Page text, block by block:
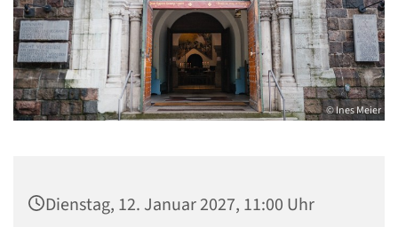
© Ines Meier
Dienstag, 12. Januar 2027, 11:00 Uhr